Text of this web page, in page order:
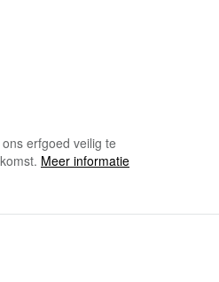
erfgoed veilig te
Meer informatie